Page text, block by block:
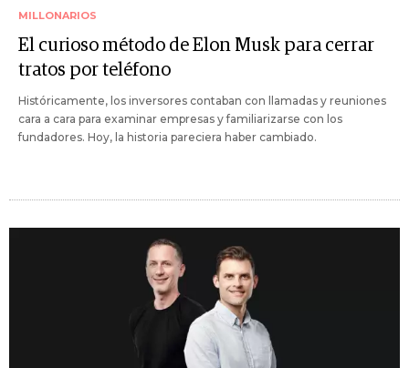
MILLONARIOS
El curioso método de Elon Musk para cerrar
tratos por teléfono
Históricamente, los inversores contaban con llamadas y reuniones
cara a cara para examinar empresas y familiarizarse con los
fundadores. Hoy, la historia pareciera haber cambiado.